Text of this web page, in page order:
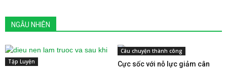
NGẪU NHIÊN
Tập Luyện
Câu chuyện thành công
Cực sốc với nỗ lực giảm cân